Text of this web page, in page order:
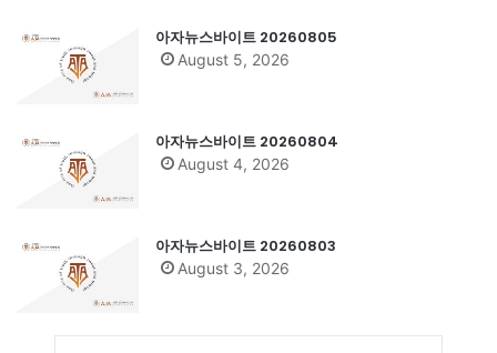
아자뉴스바이트 20260805
August 5, 2026
아자뉴스바이트 20260804
August 4, 2026
아자뉴스바이트 20260803
August 3, 2026